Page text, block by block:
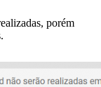
porém